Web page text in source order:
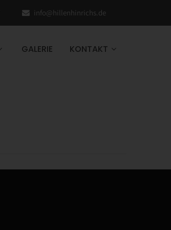
info@hillenhinrichs.de
GALERIE KONTAKT